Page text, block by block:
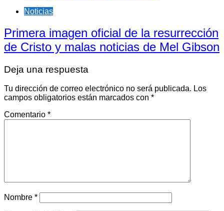
Noticias
Primera imagen oficial de la resurrección
de Cristo y malas noticias de Mel Gibson
Deja una respuesta
Tu dirección de correo electrónico no será publicada. Los
campos obligatorios están marcados con *
Comentario *
Nombre *